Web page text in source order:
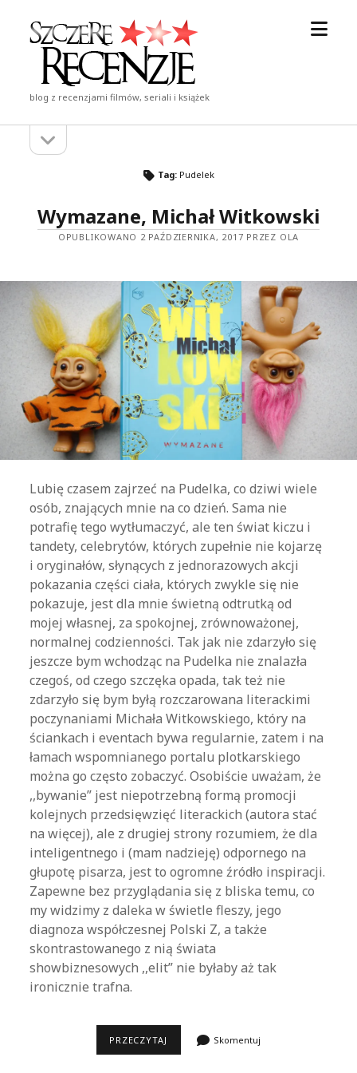
Szczere
Recenzje
blog z recenzjami filmów, seriali i książek
Pasekpasek
Tag: Pudelek
Wymazane, Michał Witkowski
OPUBLIKOWANO 2 PAŹDZIERNIKA, 2017 PRZEZ OLA
Lubię czasem zajrzeć na Pudelka, co dziwi wiele
osób, znających mnie na co dzień. Sama nie
potrafię tego wytłumaczyć, ale ten świat kiczu i
tandety, celebrytów, których zupełnie nie kojarzę
i oryginałów, słynących z jednorazowych akcji
pokazania części ciała, których zwykle się nie
pokazuje, jest dla mnie świetną odtrutką od
mojej własnej, za spokojnej, zrównoważonej,
normalnej codzienności. Tak jak nie zdarzyło się
jeszcze bym wchodząc na Pudelka nie znalazła
czegoś, od czego szczęka opada, tak też nie
zdarzyło się bym byłą rozczarowana literackimi
poczynaniami Michała Witkowskiego, który na
ściankach i eventach bywa regularnie, zatem i na
łamach wspomnianego portalu plotkarskiego
można go często zobaczyć. Osobiście uważam, że
,,bywanie” jest niepotrzebną formą promocji
kolejnych przedsięwzięć literackich (autora stać
na więcej), ale z drugiej strony rozumiem, że dla
inteligentnego i (mam nadzieję) odpornego na
głupotę pisarza, jest to ogromne źródło inspiracji.
Zapewne bez przyglądania się z bliska temu, co
my widzimy z daleka w świetle fleszy, jego
diagnoza współczesnej Polski Z, a także
skontrastowanego z nią świata
showbiznesowych ,,elit” nie byłaby aż tak
ironicznie trafna.
PRZECZYTAJ WYMAZANE,Skomentuj